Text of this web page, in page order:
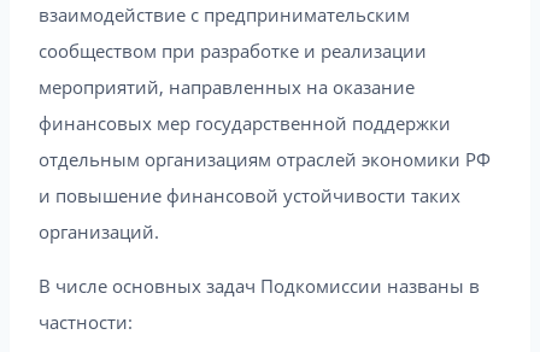
взаимодействие с предпринимательским
сообществом при разработке и реализации
мероприятий, направленных на оказание
финансовых мер государственной поддержки
отдельным организациям отраслей экономики РФ
и повышение финансовой устойчивости таких
организаций.
В числе основных задач Подкомиссии названы в
частности: